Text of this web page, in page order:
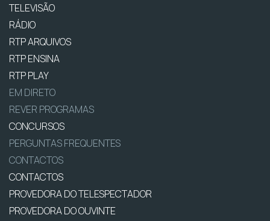
TELEVISÃO
RÁDIO
RTP ARQUIVOS
RTP ENSINA
RTP PLAY
EM DIRETO
REVER PROGRAMAS
CONCURSOS
PERGUNTAS FREQUENTES
CONTACTOS
CONTACTOS
PROVEDORA DO TELESPECTADOR
PROVEDORA DO OUVINTE